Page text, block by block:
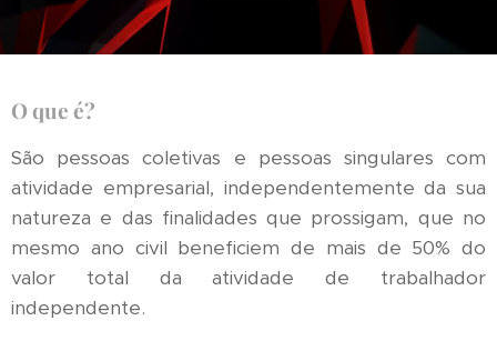
O que é?
São pessoas coletivas e pessoas singulares com
atividade empresarial, independentemente da sua
natureza e das finalidades que prossigam, que no
mesmo ano civil beneficiem de mais de 50% do
valor total da atividade de trabalhador
independente.